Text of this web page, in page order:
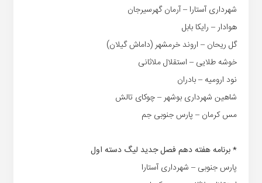
شهرداری آستارا – آرمان گهرسیرجان
هوادار – رایکا بابل
گل ریحان – اروند خرمشهر (داماش گیلان)
خوشه طلایی – استقلال ملاثانی
نود ارومیه – بادران
شاهین شهرداری بوشهر – چوکای تالش
مس کرمان – پارس جنوبی جم
* برنامه هفته دهم فصل جدید لیگ دسته اول
پارس جنوبی – شهرداری آستارا